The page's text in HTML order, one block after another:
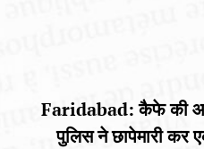
Faridabad: कैफे की
पुलिस ने छापेमारी कर